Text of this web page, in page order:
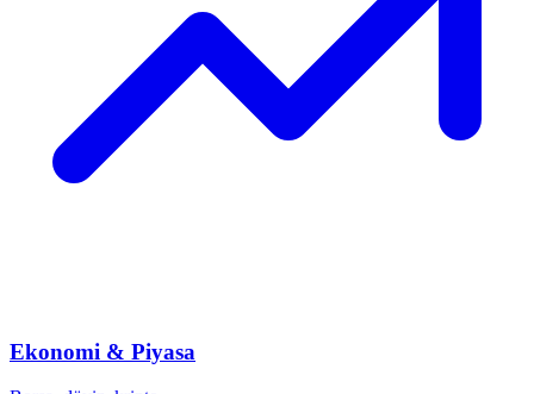
Ekonomi & Piyasa